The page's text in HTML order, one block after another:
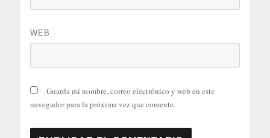
WEB
Guarda mi nombre, correo electrónico y web en este
navegador para la próxima vez que comente.